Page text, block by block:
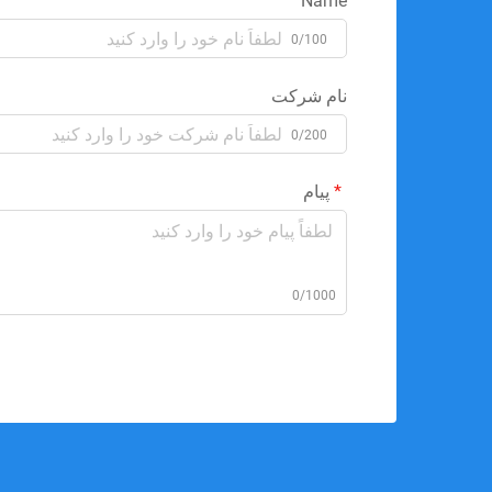
0/100
نام شرکت
0/200
پیام
0/1000